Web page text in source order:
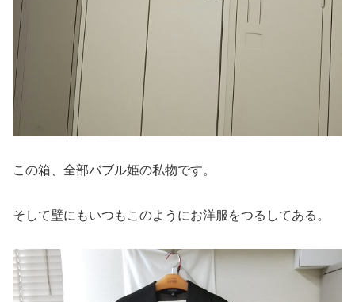
この箱、全部バブル姫の私物です。
そして壁にもいつもこのようにお洋服をつるしてある。